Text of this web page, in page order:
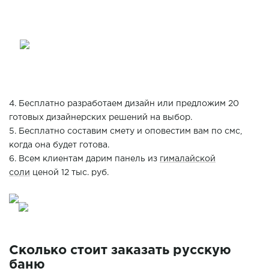
4. Бесплатно разработаем дизайн или предложим 20
готовых дизайнерских решений на выбор.
5. Бесплатно составим смету и оповестим вам по смс,
когда она будет готова.
6. Всем клиентам дарим панель из гималайской
соли ценой 12 тыс. руб.
Сколько стоит заказать русскую
баню